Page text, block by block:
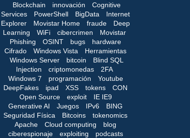
Blockchain innovación
Cognitive
Services
PowerShell BigData
Internet
Explorer
Movistar Home fraude
Deep
Learning
WiFi cibercrimen
Movistar
Phishing
OSINT bugs
hardware
Cifrado
Windows Vista
Herramientas
Windows Server
bitcoin
Blind SQL
Injection
criptomonedas
2FA
Windows 7
programación
Youtube
DeepFakes
ipad XSS tokens
CON
Open Source
exploit
IE IE9
Generative AI
Juegos IPv6
BING
Seguridad Física
Bitcoins
tokenomics
Apache
Cloud computing
blog
ciberespionaje
exploiting
podcasts